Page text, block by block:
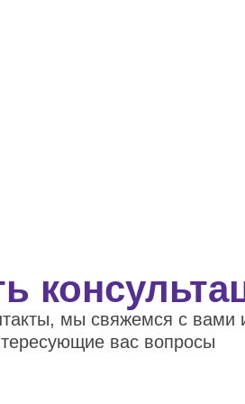
мы свяжемся с вами
вас вопросы